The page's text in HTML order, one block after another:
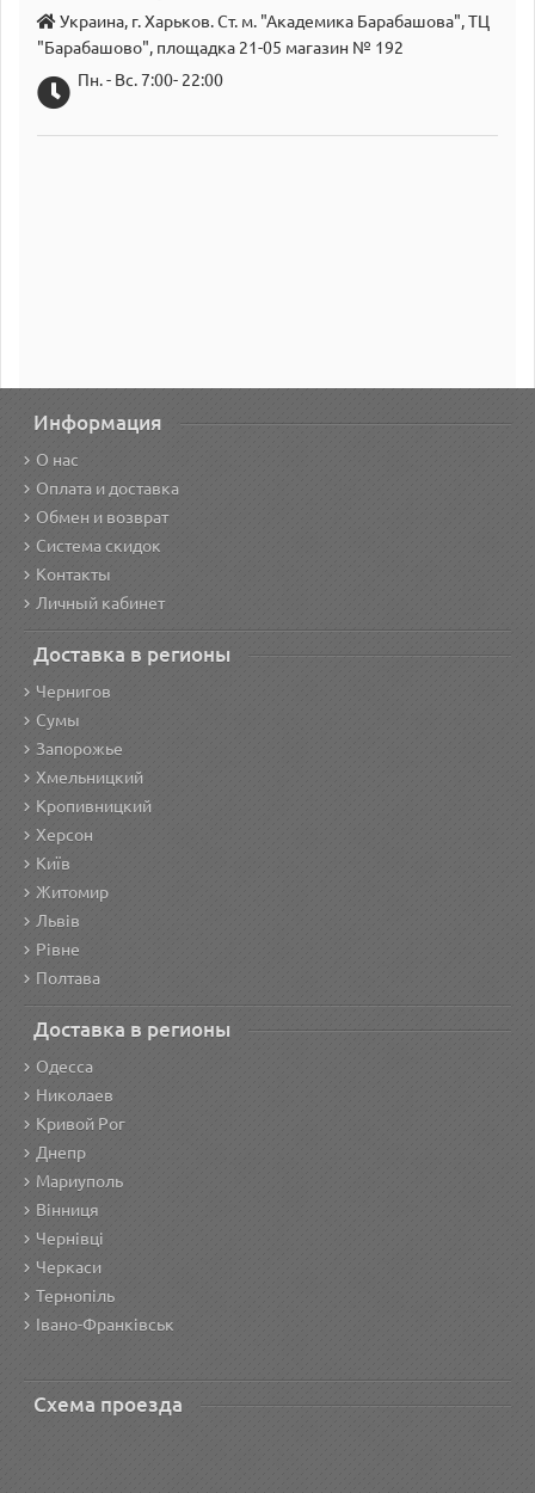
Украина, г. Харьков. Ст. м. "Академика Барабашова", ТЦ
"Барабашово", площадка 21-05 магазин № 192
Пн. - Вс. 7:00- 22:00
Информация
О нас
Оплата и доставка
Обмен и возврат
Система скидок
Контакты
Личный кабинет
Доставка в регионы
Чернигов
Сумы
Запорожье
Хмельницкий
Кропивницкий
Херсон
Київ
Житомир
Львів
Рівне
Полтава
Доставка в регионы
Одесса
Николаев
Кривой Рог
Днепр
Мариуполь
Вінниця
Чернівці
Черкаси
Тернопіль
Івано-Франківськ
Схема проезда